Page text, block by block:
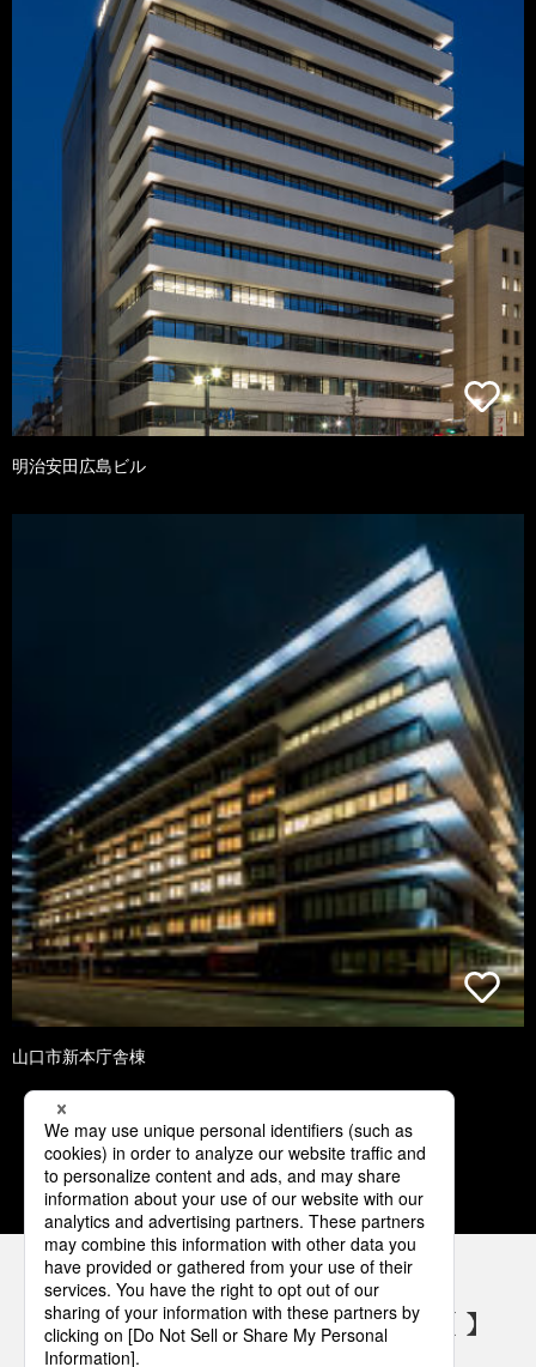
明治安田広島ビル
山口市新本庁舎棟
1 2 3 4 5
パナソニックの電気設備 SNSアカウント